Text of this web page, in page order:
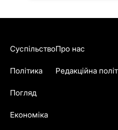
Суспільство
Політика
Погляд
Економіка
Про нас
Редакційна